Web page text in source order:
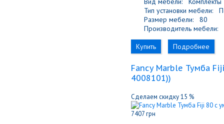
Тип установки мебели:
Размер мебели:
80
Производитель мебели:
Купить
Подробнее
Fancy Marble Тумба
4008101))
Сделаем скидку 15 %
7407 грн